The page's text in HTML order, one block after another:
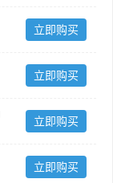
立即购买
立即购买
立即购买
立即购买